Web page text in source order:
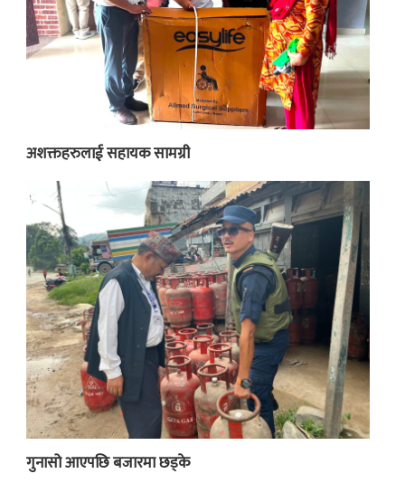
अशक्तहरुलाई सहायक सामग्री
गुनासो आएपछि बजारमा छड्के